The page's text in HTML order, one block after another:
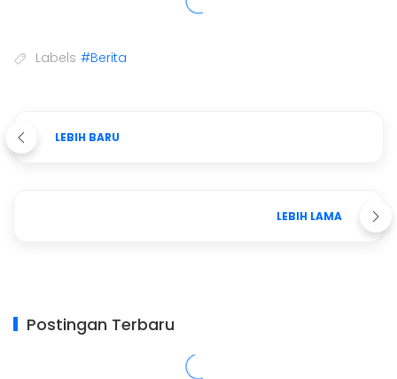
Labels #Berita
LEBIH BARU
LEBIH LAMA
Postingan Terbaru